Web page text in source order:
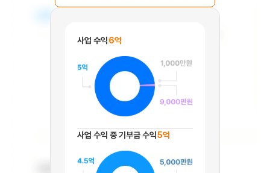
사업 수익6억
사업 수익 중 기부금 수익5억